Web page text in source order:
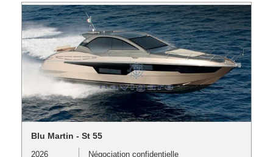
Blu Martin - St 55
2026 Négociation confidentielle